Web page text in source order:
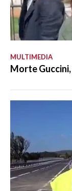
MULTIMEDIA
Morte